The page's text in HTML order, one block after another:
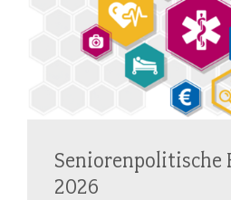
Seniorenpolitische
2026